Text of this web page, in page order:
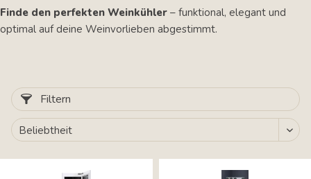
Finde den perfekten Weinkühler – funktional, elegant und
optimal auf deine Weinvorlieben abgestimmt.
Filtern